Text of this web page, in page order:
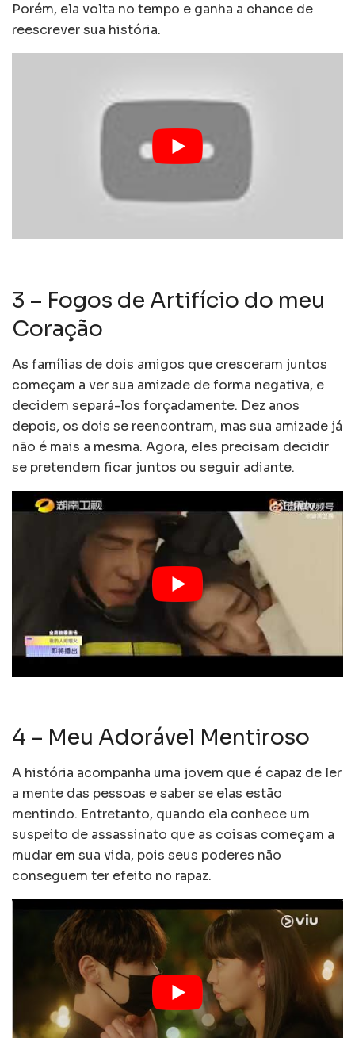
Porém, ela volta no tempo e ganha a chance de
reescrever sua história.
3 – Fogos de Artifício do meu
Coração
As famílias de dois amigos que cresceram juntos
começam a ver sua amizade de forma negativa, e
decidem separá-los forçadamente. Dez anos
depois, os dois se reencontram, mas sua amizade já
não é mais a mesma. Agora, eles precisam decidir
se pretendem ficar juntos ou seguir adiante.
4 – Meu Adorável Mentiroso
A história acompanha uma jovem que é capaz de ler
a mente das pessoas e saber se elas estão
mentindo. Entretanto, quando ela conhece um
suspeito de assassinato que as coisas começam a
mudar em sua vida, pois seus poderes não
conseguem ter efeito no rapaz.